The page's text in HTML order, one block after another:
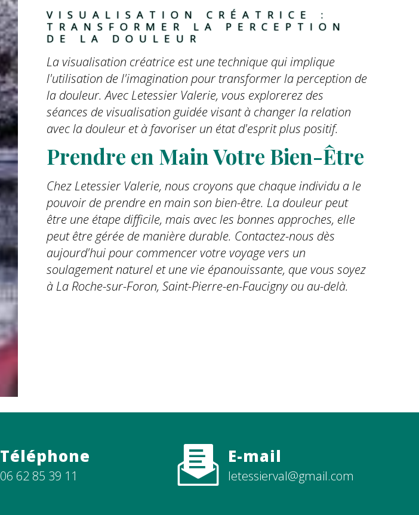
VISUALISATION CRÉATRICE :
TRANSFORMER LA PERCEPTION
DE LA DOULEUR
La visualisation créatrice est une technique qui implique
l'utilisation de l'imagination pour transformer la perception de
la douleur. Avec Letessier Valerie, vous explorerez des
séances de visualisation guidée visant à changer la relation
avec la douleur et à favoriser un état d'esprit plus positif.
Prendre en Main Votre Bien-Être
Chez Letessier Valerie, nous croyons que chaque individu a le
pouvoir de prendre en main son bien-être. La douleur peut
être une étape difficile, mais avec les bonnes approches, elle
peut être gérée de manière durable. Contactez-nous dès
aujourd'hui pour commencer votre voyage vers un
soulagement naturel et une vie épanouissante, que vous soyez
à La Roche-sur-Foron, Saint-Pierre-en-Faucigny ou au-delà.
Téléphone
06 62 85 39 11
E-mail
letessierval@gmail.com